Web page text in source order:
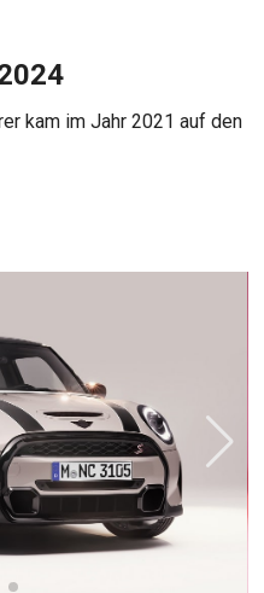
kam im Jahr 2021 auf den